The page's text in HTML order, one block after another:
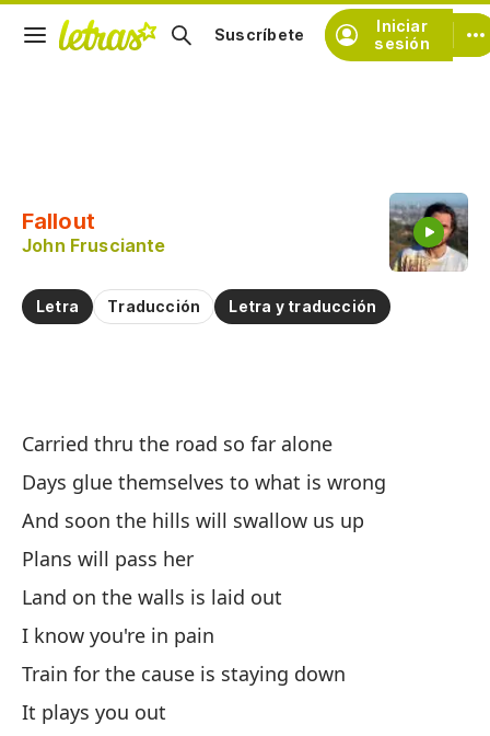
Iniciar
sesión
Suscríbete
Fallout
John Frusciante
Letra Traducción Letra y traducción
Carried thru the road so far alone
Days glue themselves to what is wrong
And soon the hills will swallow us up
Plans will pass her
Land on the walls is laid out
I know you're in pain
Train for the cause is staying down
It plays you out
Practicar la pronunciación de